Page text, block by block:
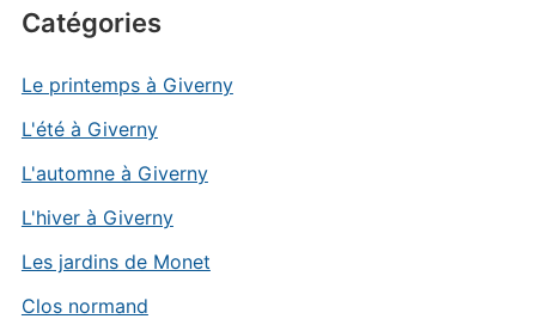
Catégories
Le printemps à Giverny
L'été à Giverny
L'automne à Giverny
L'hiver à Giverny
Les jardins de Monet
Clos normand